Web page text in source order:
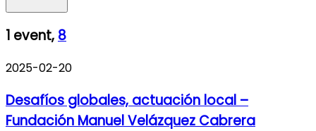
1 event, 8
2025-02-20
Desafíos globales, actuación local –
Fundación Manuel Velázquez Cabrera